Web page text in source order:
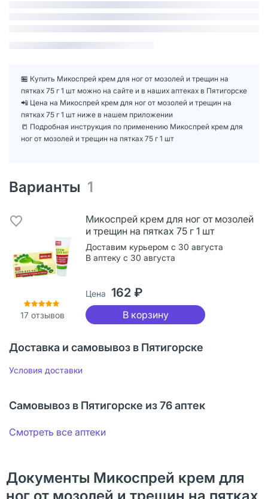
🏪 Купить Микоспрей крем для ног от мозолей и трещин на
пятках 75 г 1 шт можно на сайте и в наших аптеках в Пятигорске
📲 Цена на Микоспрей крем для ног от мозолей и трещин на
пятках 75 г 1 шт ниже в нашем приложении
📒 Подробная инструкция по применению Микоспрей крем для
ног от мозолей и трещин на пятках 75 г 1 шт
Варианты 1
17 отзывов
Микоспрей крем для ног от мозолей
и трещин на пятках 75 г 1 шт
Доставим курьером с 30 августа
В аптеку с 30 августа
Цена 162 ₽
В корзину
Доставка и самовывоз в Пятигорске
Условия доставки
Самовывоз в Пятигорске из 76 аптек
Смотреть все аптеки
Документы Микоспрей крем для
ног от мозолей и трещин на пятках